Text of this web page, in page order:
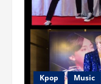
Kpop Music